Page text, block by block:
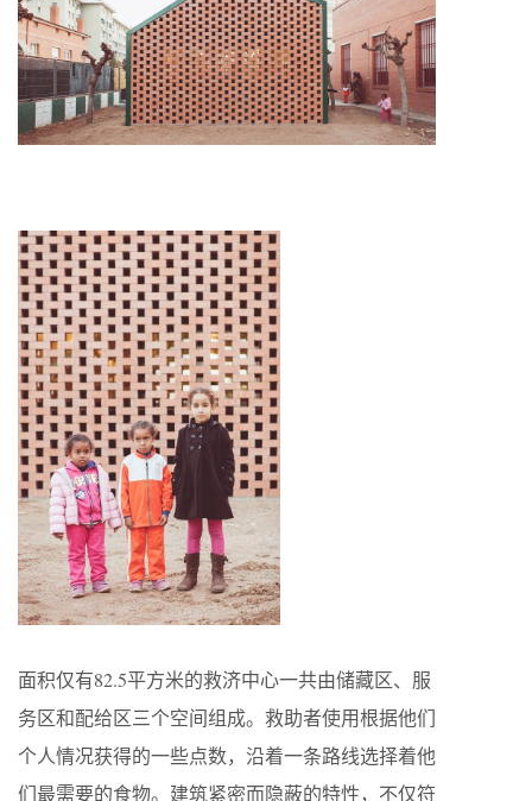
面积仅有82.5平方米的救济中心一共由储藏区、服
务区和配给区三个空间组成。救助者使用根据他们
个人情况获得的一些点数，沿着一条路线选择着他
们最需要的食物。建筑紧密而隐蔽的特性，不仅符